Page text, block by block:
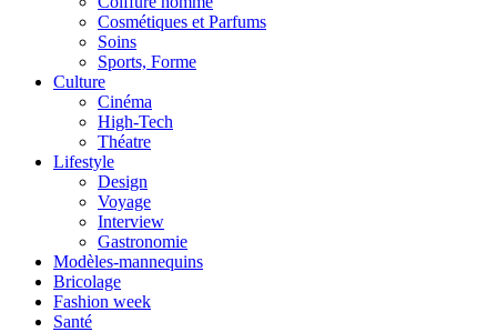
Cosmétiques et Parfums
Soins
Sports, Forme
Culture
Cinéma
High-Tech
Théatre
Lifestyle
Design
Voyage
Interview
Gastronomie
Modèles-mannequins
Bricolage
Fashion week
Santé